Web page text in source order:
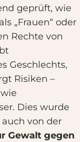
geprüft, wie
„Frauen“ oder
Rechte von
Geschlechts,
Risiken –
Dies wurde
auch von der
Gewalt gegen